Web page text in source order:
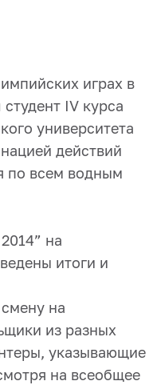
играх в
IV курса
университета
действий
по всем водным
на
итоги и
на
из разных
указывающие
на всеобщее